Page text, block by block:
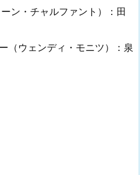
ン・チャルファント）：田
（ウェンディ・モニツ）：泉